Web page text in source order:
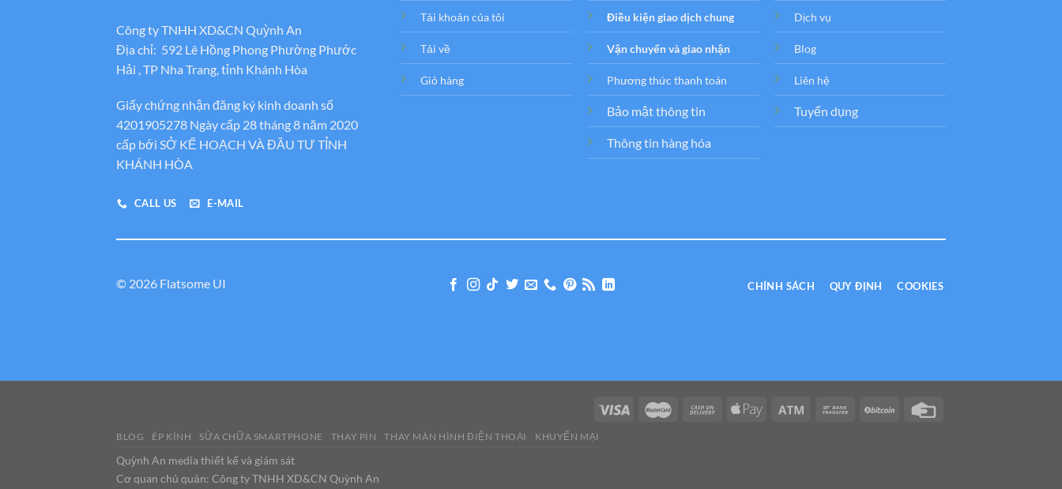
Công ty TNHH XD&CN Quỳnh An
Địa chỉ: 592 Lê Hồng Phong Phường Phước
Hải , TP Nha Trang, tỉnh Khánh Hòa
Giấy chứng nhận đăng ký kinh doanh số
4201905278 Ngày cấp 28 tháng 8 năm 2020
cấp bới SỞ KẾ HOẠCH VÀ ĐẦU TƯ TỈNH
KHÁNH HÒA
CALL US E-MAIL
Tải khoản của tôi
Tải về
Giỏ hàng
Điều kiện giao dịch chung
Vận chuyển và giao nhận
Phương thức thanh toán
Bảo mật thông tin
Thông tin hàng hóa
Dịch vụ
Blog
Liên hệ
Tuyển dụng
© 2026 Flatsome UI CHÍNH SÁCH QUY ĐỊNH COOKIES
BLOG ÉP KÍNH SỬA CHỮA SMARTPHONE THAY PIN THAY MÀN HÌNH ĐIỆN THOẠI KHUYẾN MẠI
Quỳnh An media thiết kế và giám sát
Cơ quan chủ quản: Công ty TNHH XD&CN Quỳnh An